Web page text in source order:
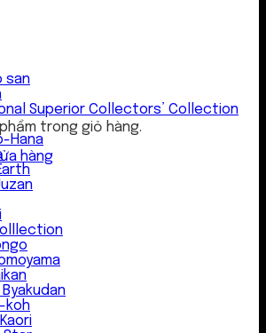
trong giỏ hàng.
hàng
san
Superior Collectors’ Collection
Hana
Byakudan
koh